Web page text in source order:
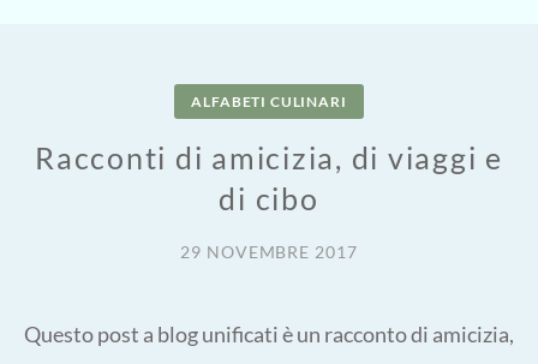
ALFABETI CULINARI
Racconti di amicizia, di viaggi e
di cibo
29 NOVEMBRE 2017
Questo post a blog unificati è un racconto di amicizia,